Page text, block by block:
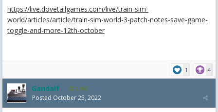
https://live.dovetailgames.com/live/train-sim-
world/articles/article/train-sim-world-3-patch-notes-save-game-
toggle-and-more-12th-october
1 4
Gandalf 2,463
Posted October 25, 2022